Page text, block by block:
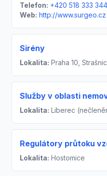
Telefon: +420 518 333 344
Web: http://www.surgeo.cz
Sirény
Lokalita: Praha 10,
Služby v oblasti
Lokalita: Liberec
Regulátory průtoku
Lokalita: Hostomice